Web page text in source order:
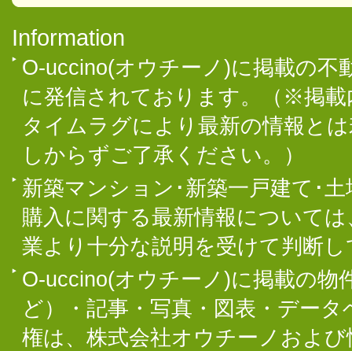
Information
O-uccino(オウチーノ)に掲載の不
に発信されております。（※掲
タイムラグにより最新の情報と
しからずご了承ください。）
新築マンション･新築一戸建て･
購入に関する最新情報について
業より十分な説明を受けて判断
O-uccino(オウチーノ)に掲載の物
ど）・記事・写真・図表・デー
権は、株式会社オウチーノおよ